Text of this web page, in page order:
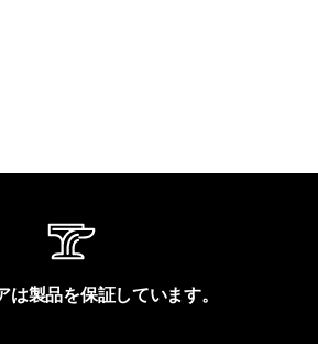
は製品を保証しています。